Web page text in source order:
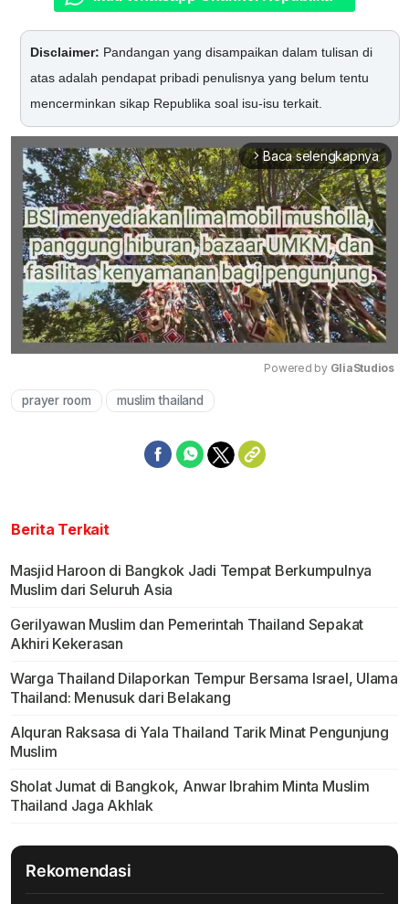
Disclaimer: Pandangan yang disampaikan dalam tulisan di
atas adalah pendapat pribadi penulisnya yang belum tentu
mencerminkan sikap Republika soal isu-isu terkait.
arrow_forward_ios Baca selengkapnya
Powered by GliaStudios
prayer room muslim thailand
Berita Terkait
Masjid Haroon di Bangkok Jadi Tempat Berkumpulnya
Muslim dari Seluruh Asia
Gerilyawan Muslim dan Pemerintah Thailand Sepakat
Akhiri Kekerasan
Warga Thailand Dilaporkan Tempur Bersama Israel, Ulama
Thailand: Menusuk dari Belakang
Alquran Raksasa di Yala Thailand Tarik Minat Pengunjung
Muslim
Sholat Jumat di Bangkok, Anwar Ibrahim Minta Muslim
Thailand Jaga Akhlak
Rekomendasi